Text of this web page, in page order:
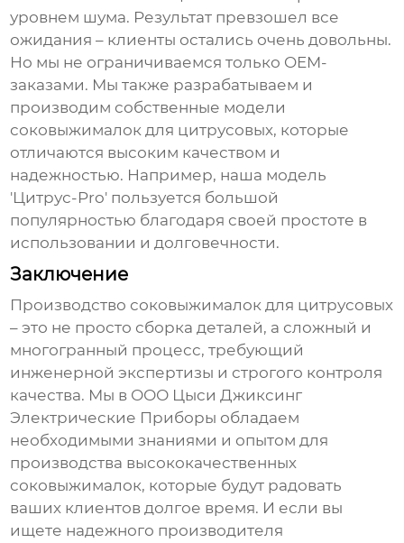
уровнем шума. Результат превзошел все
ожидания – клиенты остались очень довольны.
Но мы не ограничиваемся только OEM-
заказами. Мы также разрабатываем и
производим собственные модели
соковыжималок для цитрусовых, которые
отличаются высоким качеством и
надежностью. Например, наша модель
'Цитрус-Pro' пользуется большой
популярностью благодаря своей простоте в
использовании и долговечности.
Заключение
Производство соковыжималок для цитрусовых
– это не просто сборка деталей, а сложный и
многогранный процесс, требующий
инженерной экспертизы и строгого контроля
качества. Мы в ООО Цыси Джиксинг
Электрические Приборы обладаем
необходимыми знаниями и опытом для
производства высококачественных
соковыжималок, которые будут радовать
ваших клиентов долгое время. И если вы
ищете надежного производителя